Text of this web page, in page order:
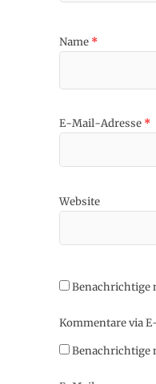
Name *
E-Mail-Adresse *
Website
Benachrichtige
Kommentare via
Benachrichtige